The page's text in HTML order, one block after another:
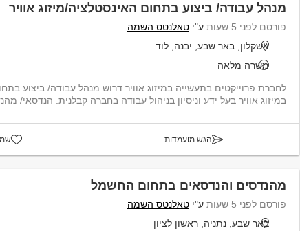
מנהל עבודה/ ביצוע בתחום האינסטלציה/מיזוג אוויר
פורסם לפני 5 שעות ע"י טאלנטס השמה
אשקלון, באר שבע, יבנה, לוד
משרה מלאה
לחברת פרוייקטים בתעשייה במיזוג אוויר דרוש מנהל עבודה/ ביצוע
במיזוג אוויר בעל ידע וניסיון בניהול עבודה בחברה קבלנית. הנדסאי/
הגש מועמדות
מהנדסים והנדסאים בתחום החשמל
פורסם לפני 5 שעות ע"י טאלנטס השמה
באר שבע, נתניה, ראשון לציון